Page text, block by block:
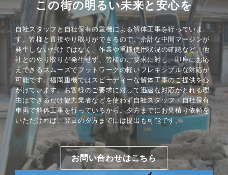
この街の明るい未来と安心を
自社スタッフと自社保有の重機による解体工事を行っていま
す。皆様と直接やり取りができるので、余計な中間マージンが
発生しないだけではなく、作業や重機使用状況の確認など、他
社とのやり取りが発生せず、皆様のご要求に対し、即座にお応
えできるスムーズでフットワークの軽いフレキシブルな対応が
可能です。福岡重機ではスピーディーな解体工事のご提供を心
がけています。お客様のご要求に対して迅速な対応がとれる理
由はできるだけ協力業者などを使わず自社スタッフ・自社保有
車両で解体工事を行っているから。夕方までにお見積り依頼を
いただければ、翌日の夕方までには提出も可能です。
お問い合わせはこちら